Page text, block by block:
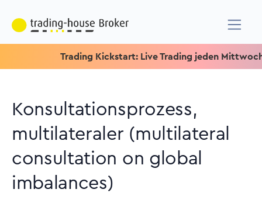
Trading Kickstart: Live Trading jeden Mittwoch um
Konsultationsprozess,
multilateraler (multilateral
consultation on global
imbalances)